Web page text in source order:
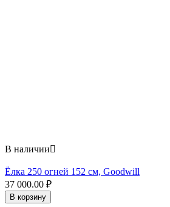
В наличии
Ёлка 250 огней 152 см, Goodwill
37 000.00 ₽
В корзину